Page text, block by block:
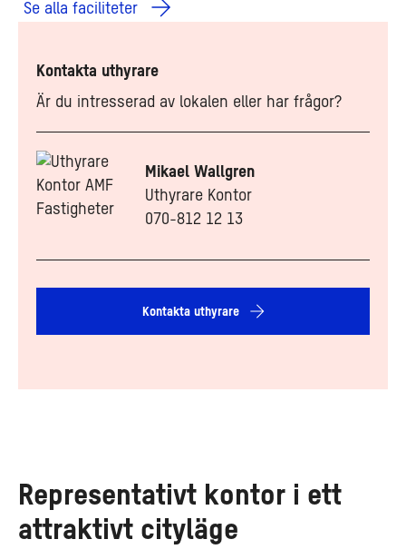
Se alla faciliteter
Kontakta uthyrare
Är du intresserad av lokalen eller har frågor?
Mikael Wallgren
Uthyrare Kontor
070-812 12 13
Kontakta uthyrare
Representativt kontor i ett
attraktivt cityläge